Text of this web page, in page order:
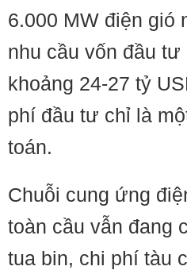
6.000 MW điện gió
nhu cầu vốn đầu tư
khoảng 24-27 tỷ
phí đầu tư chỉ là
toán.
Chuỗi cung ứng
toàn cầu vẫn đang
tua bin, chi phí tàu